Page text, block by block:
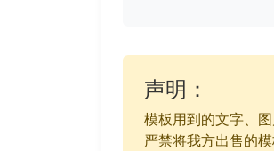
声明：
模板用到的文字、
严禁将我方出售的模